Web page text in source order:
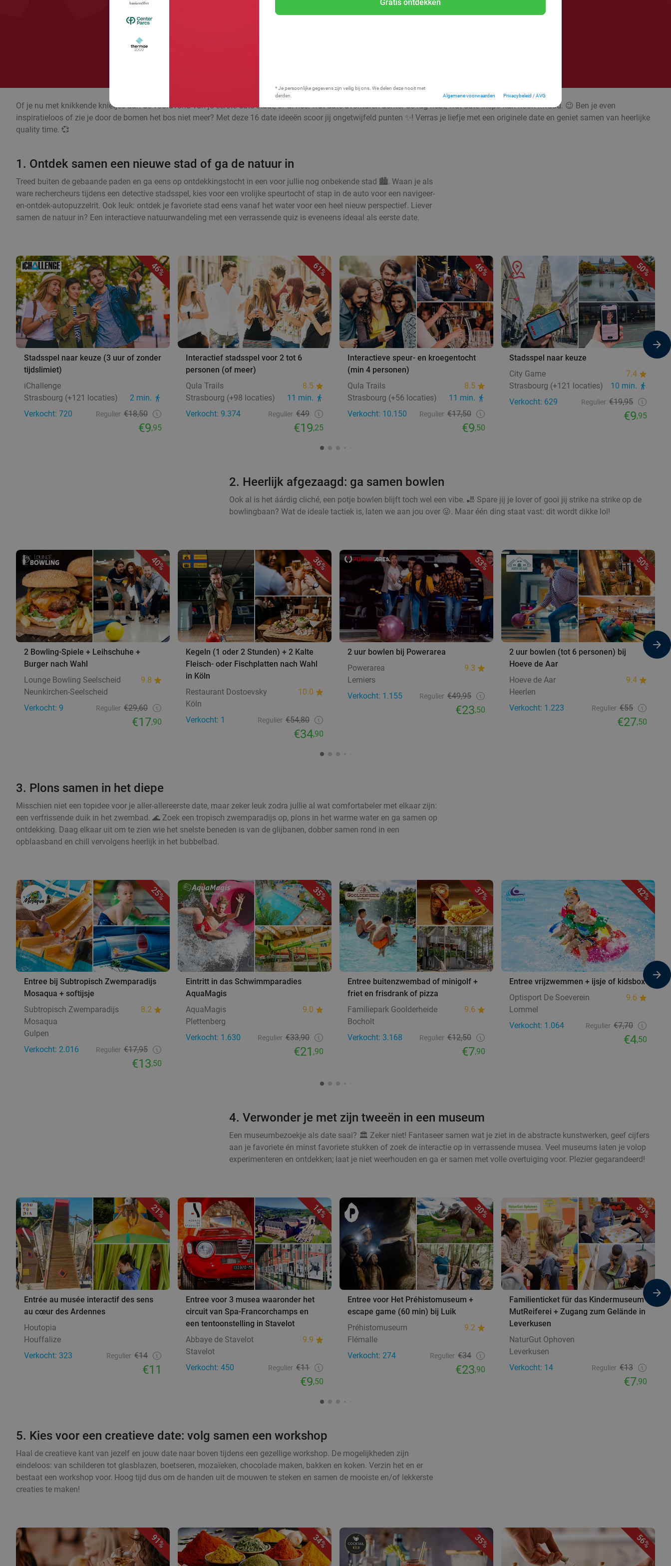
Gratis ontdekken
* Je persoonlijke gegevens zijn veilig bij ons. We delen deze nooit met
derden.
Algemene voorwaarden Privacybeleid / AVG
Of je nu met knikkende knietjes aan de vooravond van je eerste date staat, of al heel wat date-avonturen achter de rug hebt; wat date-inspo kan nooit kwaad. 😉 Ben je even
inspiratieloos of zie je door de bomen het bos niet meer? Met deze 16 date ideeën scoor jij ongetwijfeld punten ✨! Verras je liefje met een originele date en geniet samen van heerlijke
quality time. 💞
1. Ontdek samen een nieuwe stad of ga de natuur in
Treed buiten de gebaande paden en ga eens op ontdekkingstocht in een voor jullie nog onbekende stad 🏙️. Waan je als
ware rechercheurs tijdens een detective stadsspel, kies voor een vrolijke speurtocht of stap in de auto voor een navigeer-
en-ontdek-autopuzzelrit. Ook leuk: ontdek je favoriete stad eens vanaf het water voor een heel nieuw perspectief. Liever
samen de natuur in? Een interactieve natuurwandeling met een verrassende quiz is eveneens ideaal als eerste date.
46%
Stadsspel naar keuze (3 uur of zonder
tijdslimiet)
iChallenge
Strasbourg (+121 locaties)
2 min.
Verkocht: 720
Regulier €18,50
€9,95
61%
Interactief stadsspel voor 2 tot 6
personen (of meer)
Qula Trails
8.5
Strasbourg (+98 locaties)
11 min.
Verkocht: 9.374
Regulier €49
€19,25
46%
Interactieve speur- en kroegentocht
(min 4 personen)
Qula Trails
8.5
Strasbourg (+56 locaties)
11 min.
Verkocht: 10.150
Regulier €17,50
€9,50
50%
Stadsspel naar keuze
City Game
7.4
Strasbourg (+121 locaties)
10 min.
Verkocht: 629
Regulier €19,95
€9,95
2. Heerlijk afgezaagd: ga samen bowlen
Ook al is het áárdig cliché, een potje bowlen blijft toch wel een vibe. 🎳 Spare jij je lover of gooi jij strike na strike op de
bowlingbaan? Wat de ideale tactiek is, laten we aan jou over 😜. Maar één ding staat vast: dit wordt dikke lol!
40%
2 Bowling-Spiele + Leihschuhe +
Burger nach Wahl
Lounge Bowling Seelscheid
9.8
Neunkirchen-Seelscheid
Verkocht: 9
Regulier €29,60
€17,90
36%
Kegeln (1 oder 2 Stunden) + 2 Kalte
Fleisch- oder Fischplatten nach Wahl
in Köln
Restaurant Dostoevsky
10.0
Köln
Verkocht: 1
Regulier €54,80
€34,90
53%
2 uur bowlen bij Powerarea
Powerarea
9.3
Lemiers
Verkocht: 1.155
Regulier €49,95
€23,50
50%
2 uur bowlen (tot 6 personen) bij
Hoeve de Aar
Hoeve de Aar
9.4
Heerlen
Verkocht: 1.223
Regulier €55
€27,50
3. Plons samen in het diepe
Misschien niet een topidee voor je aller-allereerste date, maar zeker leuk zodra jullie al wat comfortabeler met elkaar zijn:
een verfrissende duik in het zwembad. 🌊 Zoek een tropisch zwemparadijs op, plons in het warme water en ga samen op
ontdekking. Daag elkaar uit om te zien wie het snelste beneden is van de glijbanen, dobber samen rond in een
opblaasband en chill vervolgens heerlijk in het bubbelbad.
25%
Entree bij Subtropisch Zwemparadijs
Mosaqua + softijsje
Subtropisch Zwemparadijs
Mosaqua
8.2
Gulpen
Verkocht: 2.016
Regulier €17,95
€13,50
35%
Eintritt in das Schwimmparadies
AquaMagis
AquaMagis
9.0
Plettenberg
Verkocht: 1.630
Regulier €33,90
€21 ,90
37%
Entree buitenzwembad of minigolf +
friet en frisdrank of pizza
Familiepark Goolderheide
9.6
Bocholt
Verkocht: 3.168
Regulier €12,50
€7,90
42%
Entree vrijzwemmen + ijsje of kidsbox
Optisport De Soeverein
9.6
Lommel
Verkocht: 1.064
Regulier €7,70
€4,50
4. Verwonder je met zijn tweeën in een museum
Een museumbezoekje als date saai? 🏛️ Zeker niet! Fantaseer samen wat je ziet in de abstracte kunstwerken, geef cijfers
aan je favoriete én minst favoriete stukken of zoek de interactie op in verrassende musea. Veel museums laten je volop
experimenteren en ontdekken; laat je niet weerhouden en ga er samen met volle overtuiging voor. Plezier gegarandeerd!
21%
Entrée au musée interactif des sens
au cœur des Ardennes
Houtopia
Houffalize
Verkocht: 323
Regulier €14
€11
14%
Entree voor 3 musea waaronder het
circuit van Spa-Francorchamps en
een tentoonstelling in Stavelot
Abbaye de Stavelot
9.9
Stavelot
Verkocht: 450
Regulier €11
€9,50
30%
Entree voor Het Préhistomuseum +
escape game (60 min) bij Luik
Préhistomuseum
9.2
Flémalle
Verkocht: 274
Regulier €34
€23,90
39%
Familienticket für das Kindermuseum
MutReiferei + Zugang zum Gelände in
Leverkusen
NaturGut Ophoven
Leverkusen
Verkocht: 14
Regulier €13
€7,90
5. Kies voor een creatieve date: volg samen een workshop
Haal de creatieve kant van jezelf en jouw date naar boven tijdens een gezellige workshop. De mogelijkheden zijn
eindeloos: van schilderen tot glasblazen, boetseren, mozaïeken, chocolade maken, bakken en koken. Verzin het en er
bestaat een workshop voor. Hoog tijd dus om de handen uit de mouwen te steken en samen de mooiste en/of lekkerste
creaties te maken!
91% 34% 35% 56%